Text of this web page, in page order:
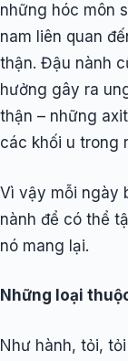
những hóc môn
nam liên quan
thận. Đậu nành
hưởng gây ra
thận – những
các khối u trong
Vì vậy mỗi ngày
nành để có thể
nó mang lại.
Những loại
Như hành, tỏi,